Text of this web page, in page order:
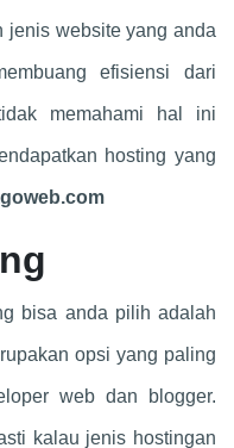
jenis website yang anda
efisiensi dari
memahami hal ini
hosting yang
bisa anda pilih adalah
opsi yang paling
web dan blogger.
kalau jenis hostingan